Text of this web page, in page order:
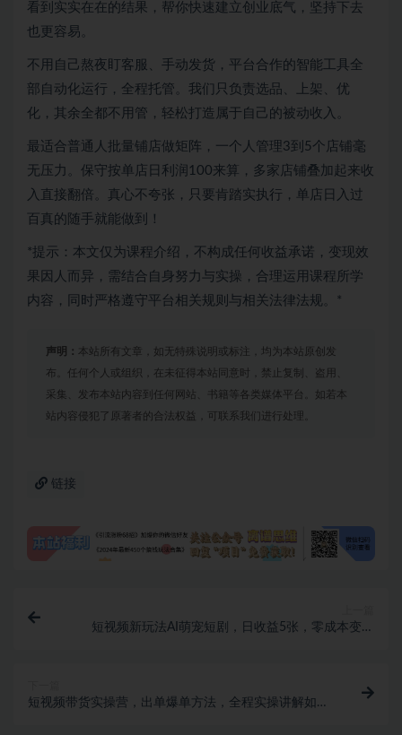
看到实实在在的结果，帮你快速建立创业底气，坚持下去
也更容易。
不用自己熬夜盯客服、手动发货，平台合作的智能工具全
部自动化运行，全程托管。我们只负责选品、上架、优
化，其余全都不用管，轻松打造属于自己的被动收入。
最适合普通人批量铺店做矩阵，一个人管理3到5个店铺毫
无压力。保守按单店日利润100来算，多家店铺叠加起来收
入直接翻倍。真心不夸张，只要肯踏实执行，单店日入过
百真的随手就能做到！
*提示：本文仅为课程介绍，不构成任何收益承诺，变现效
果因人而异，需结合自身努力与实操，合理运用课程所学
内容，同时严格遵守平台相关规则与相关法律法规。*
声明： 本站所有文章，如无特殊说明或标注，均为本站原创发
布。任何个人或组织，在未征得本站同意时，禁止复制、盗用、
采集、发布本站内容到任何网站、书籍等各类媒体平台。如若本
站内容侵犯了原著者的合法权益，可联系我们进行处理。
链接
短视频新玩法AI萌宠短剧，日收益5张，零成本变现
短视频带货实操营，出单爆单方法，全程实操讲解如何